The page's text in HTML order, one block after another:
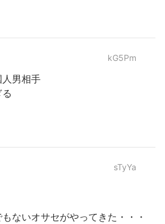
kG5Pm
男相手
sTyYa
ないオサセがやってきた・・・